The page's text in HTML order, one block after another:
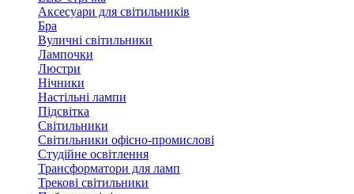
Аксесуари для світильників
Бра
Вуличні світильники
Лампочки
Люстри
Нічники
Настільні лампи
Підсвітка
Світильники
Світильники офісно-промислові
Студійне освітлення
Трансформатори для ламп
Трекові світильники